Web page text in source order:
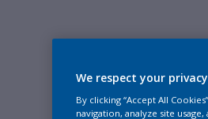
We respect your
By clicking “Accept All
navigation, analyze site